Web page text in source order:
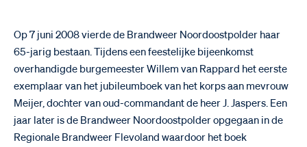
Op 7 juni 2008 vierde de Brandweer Noordoostpolder haar
65-jarig bestaan. Tijdens een feestelijke bijeenkomst
overhandigde burgemeester Willem van Rappard het eerste
exemplaar van het jubileumboek van het korps aan mevrouw
Meijer, dochter van oud-commandant de heer J. Jaspers. Een
jaar later is de Brandweer Noordoostpolder opgegaan in de
Regionale Brandweer Flevoland waardoor het boek